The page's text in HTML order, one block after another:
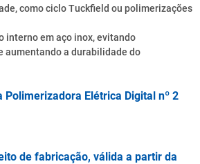
como ciclo Tuckfield ou polimerizações
interno em aço inox, evitando
aumentando a durabilidade do
Polimerizadora Elétrica Digital nº 2
de fabricação, válida a partir da